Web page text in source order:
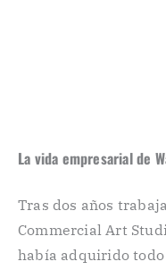
La vida empresarial de
Tras dos años
Commercial Art
había adquirido